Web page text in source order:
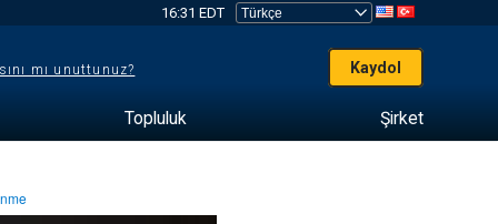
16:31 EDT
mı unuttunuz? Kaydol
Topluluk Şirket